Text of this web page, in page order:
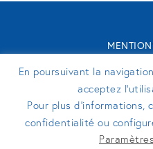
TURENNE GROUPE 2026 -
En poursuivant la
acceptez
Pour plus
confidentialité ou